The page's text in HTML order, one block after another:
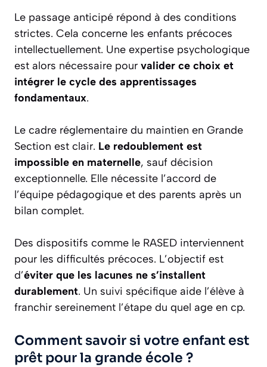
Le passage anticipé répond à des conditions
strictes. Cela concerne les enfants précoces
intellectuellement. Une expertise psychologique
est alors nécessaire pour valider ce choix et
intégrer le cycle des apprentissages
fondamentaux.
Le cadre réglementaire du maintien en Grande
Section est clair. Le redoublement est
impossible en maternelle, sauf décision
exceptionnelle. Elle nécessite l’accord de
l’équipe pédagogique et des parents après un
bilan complet.
Des dispositifs comme le RASED interviennent
pour les difficultés précoces. L’objectif est
d’éviter que les lacunes ne s’installent
durablement. Un suivi spécifique aide l’élève à
franchir sereinement l’étape du quel age en cp.
Comment savoir si votre enfant est
prêt pour la grande école ?